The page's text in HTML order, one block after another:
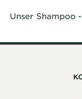
Unser Shampoo